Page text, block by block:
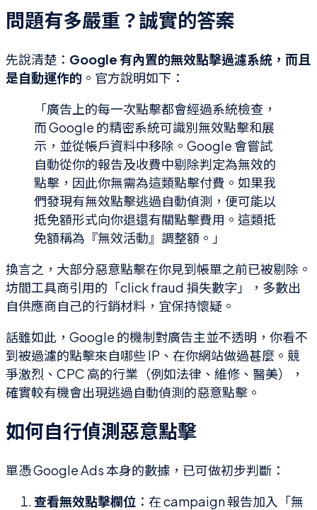
問題有多嚴重？誠實的答案
先說清楚： Google 有內置的無效點擊過濾系統，而且
是自動運作的 。官方說明如下：
「廣告上的每一次點擊都會經過系統檢查，
而 Google 的精密系統可識別無效點擊和展
示，並從帳戶資料中移除。Google 會嘗試
自動從你的報告及收費中剔除判定為無效的
點擊，因此你無需為這類點擊付費。如果我
們發現有無效點擊逃過自動偵測，便可能以
抵免額形式向你退還有關點擊費用。這類抵
免額稱為『無效活動』調整額。」
換言之，大部分惡意點擊在你見到帳單之前已被剔除。
坊間工具商引用的「click fraud 損失數字」，多數出
自供應商自己的行銷材料，宜保持懷疑。
話雖如此，Google 的機制對廣告主並不透明，你看不
到被過濾的點擊來自哪些 IP、在你網站做過甚麼。競
爭激烈、CPC 高的行業（例如法律、維修、醫美），
確實較有機會出現逃過自動偵測的惡意點擊。
如何自行偵測惡意點擊
單憑 Google Ads 本身的數據，已可做初步判斷：
查看無效點擊欄位 ：在 campaign 報告加入「無